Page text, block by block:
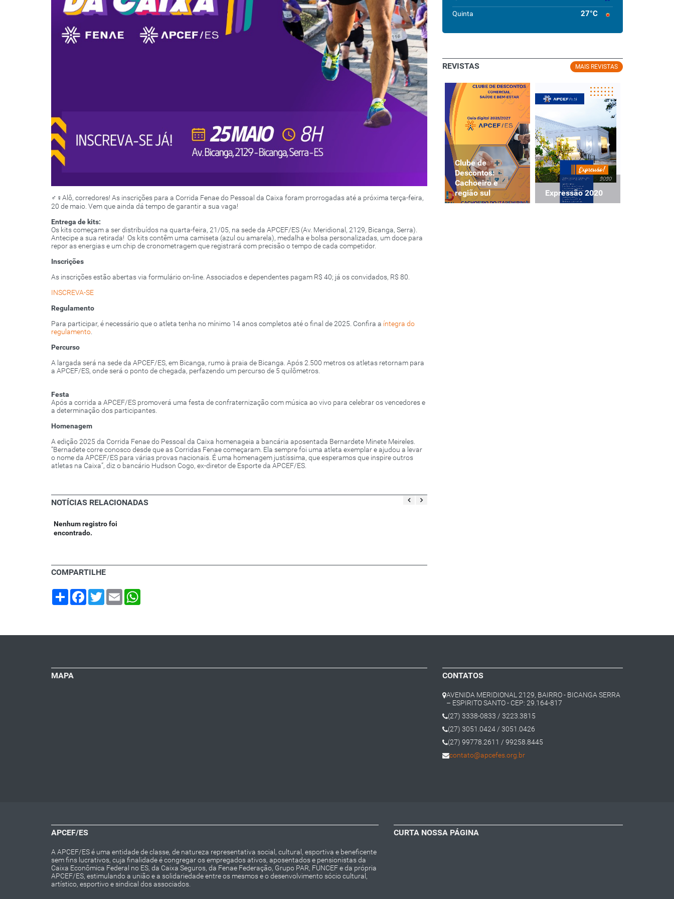
‍♂️‍♀️Alô, corredores! As inscrições para a Corrida Fenae do Pessoal da Caixa foram prorrogadas até a próxima terça-feira,
20 de maio. Vem que ainda dá tempo de garantir a sua vaga!
Entrega de kits:
Os kits começam a ser distribuídos na quarta-feira, 21/05, na sede da APCEF/ES (Av. Meridional, 2129, Bicanga, Serra).
Antecipe a sua retirada! Os kits contêm uma camiseta (azul ou amarela), medalha e bolsa personalizadas, um doce para
repor as energias e um chip de cronometragem que registrará com precisão o tempo de cada competidor.
Inscrições
As inscrições estão abertas via formulário on-line. Associados e dependentes pagam R$ 40; já os convidados, R$ 80.
INSCREVA-SE
Regulamento
Para participar, é necessário que o atleta tenha no mínimo 14 anos completos até o final de 2025. Confira a íntegra do
regulamento
Percurso
A largada será na sede da APCEF/ES, em Bicanga, rumo à praia de Bicanga. Após 2.500 metros os atletas retornam para
a APCEF/ES, onde será o ponto de chegada, perfazendo um percurso de 5 quilômetros.
Festa
Após a corrida a APCEF/ES promoverá uma festa de confraternização com música ao vivo para celebrar os vencedores e
a determinação dos participantes.
Homenagem
A edição 2025 da Corrida Fenae do Pessoal da Caixa homenageia a bancária aposentada Bernardete Minete Meireles.
“Bernadete corre conosco desde que as Corridas Fenae começaram. Ela sempre foi uma atleta exemplar e ajudou a levar
o nome da APCEF/ES para várias provas nacionais. É uma homenagem justíssima, que esperamos que inspire outros
atletas na Caixa”, diz o bancário Hudson Cogo, ex-diretor de Esporte da APCEF/ES.
NOTÍCIAS RELACIONADAS
Nenhum registro foi
encontrado.
COMPARTILHE
Share Facebook
TwitterEmail
Quinta 27°C
MAIS REVISTAS
REVISTAS
região sul
Expressão 2020
Clube de
Descontos:
Cachoeiro e
região sul
Expressão 2020
MAPA CONTATOS
AVENIDA MERIDIONAL 2129, BAIRRO - BICANGA SERRA
– ESPIRITO SANTO - CEP: 29.164-817
(27) 3338-0833 / 3223.3815
(27) 3051.0424 / 3051.0426
(27) 99778.2611 / 99258.8445
contato@apcefes.org.br
APCEF/ES
A APCEF/ES é uma entidade de classe, de natureza representativa social, cultural, esportiva e beneficente
sem fins lucrativos, cuja finalidade é congregar os empregados ativos, aposentados e pensionistas da
Caixa Econômica Federal no ES, da Caixa Seguros, da Fenae Federação, Grupo PAR, FUNCEF e da própria
APCEF/ES, estimulando a união e a solidariedade entre os mesmos e o desenvolvimento sócio cultural,
artístico, esportivo e sindical dos associados.
CURTA NOSSA PÁGINA